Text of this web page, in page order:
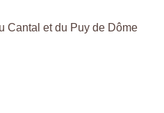
Cantal et du Puy de Dôme